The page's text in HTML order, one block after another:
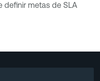
definir metas de SLA